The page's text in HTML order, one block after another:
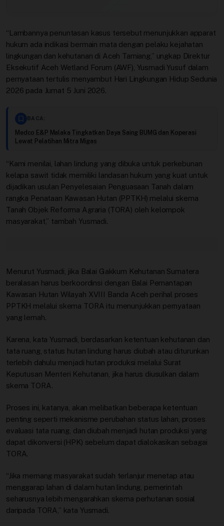
“Lambannya penuntasan kasus tersebut menunjukkan apparat
hukum ada indikasi bermain mata dengan pelaku kejahatan
lingkungan dan kehutanan di Aceh Tamiang,” ungkap Direktur
Eksekutif Aceh Wetland Forum (AWF), Yusmadi Yusuf dalam
pernyataan tertulis menyambut Hari Lingkungan Hidup Sedunia
2026 pada Jumat 5 Juni 2026.
BACA:
Medco E&P Malaka Tingkatkan Daya Saing BUMG dan Koperasi
Lewat Pelatihan Mitra Migas
“Kami menilai, lahan lindung yang dibuka untuk perkebunan
kelapa sawit tidak memiliki landasan hukum yang kuat untuk
dijadikan usulan Penyelesaian Penguasaan Tanah dalam
rangka Penataan Kawasan Hutan (PPTKH) melalui skema
Tanah Objek Reforma Agraria (TORA) oleh kelompok
masyarakat,” tambah Yusmadi.
Menurut Yusmadi, jika Balai Gakkum Kehutanan Sumatera
beralasan harus berkoordinsi dengan Balai Pemantapan
Kawasan Hutan Wilayah XVIII Banda Aceh perihal proses
PPTKH melalui skema TORA itu menunjukkan pernyataan
yang lemah.
Karena, kata Yusmadi, berdasarkan ketentuan kehutanan dan
tata ruang, status hutan lindung harus diubah atau diturunkan
terlebih dahulu menjadi hutan produksi melalui Surat
Keputusan Menteri Kehutanan, jika harus diusulkan dalam
skema TORA.
Proses ini, katanya, akan melibatkan beberapa ketentuan
penting seperti mekanisme perubahan status lahan, proses
evaluasi tata ruang, dan diubah menjadi hutan produksi yang
dapat dikonversi (HPK) sebelum dapat dialokasikan sebagai
TORA.
“Jika memang masyarakat sudah terlanjur menetap atau
menggarap lahan di dalam hutan lindung, pemerintah
seharusnya lebih mengarahkan skema perhutanan sosial
daripada TORA,” kata Yusmadi.